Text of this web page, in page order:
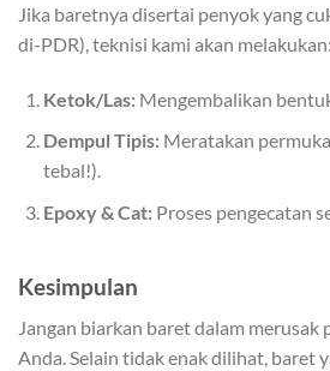
Jika baretnya disertai penyok yang
di-PDR), teknisi kami akan melakukan:
Ketok/Las:Mengembalikan
Dempul Tipis:Meratakan
tebal!).
Epoxy & Cat:Proses pengecatan
Kesimpulan
Jangan biarkan baret dalam merusak
Anda. Selain tidak enak dilihat, baret